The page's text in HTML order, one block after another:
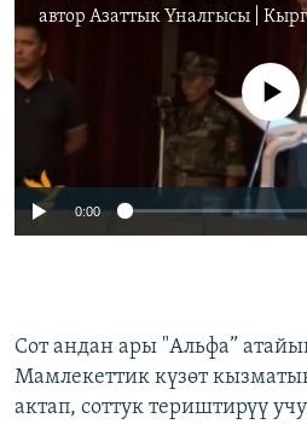
автор Азаттык Үналгысы | Кыргызстан:
No media source
0:00
Сот андан ары "Альфа”
Мамлекеттик күзөт
актап, соттук териштирүү